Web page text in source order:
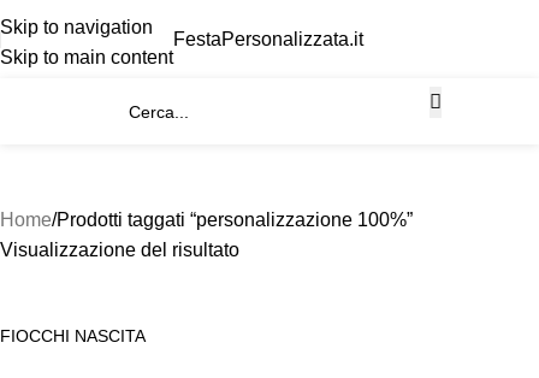
Skip to navigation
Skip to main content
FestaPersonalizzata.it
Home Prodotti taggati “personalizzazione 100%”
Visualizzazione del risultato
FIOCCHI NASCITA